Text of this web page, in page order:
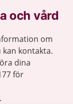
och vård
om
kontakta.
dina
för